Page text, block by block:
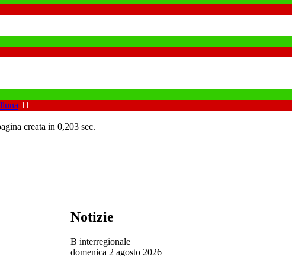
11
creata in 0,203 sec.
Notizie
B interregionale
domenica 2 agosto 2026